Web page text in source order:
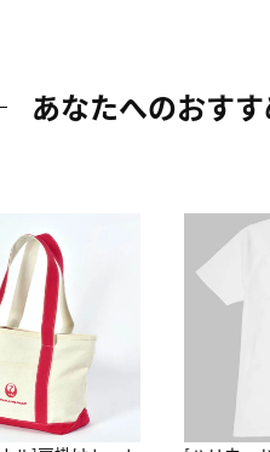
あなたへのおす